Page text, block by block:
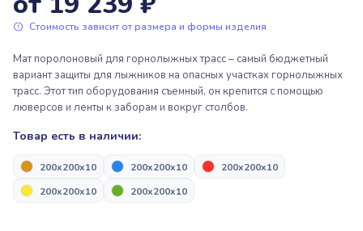
Пьедесталы, подиумы для
награждения
Надувные арки “Старт/Финиш”
Надувная продукция для дронов
Пакрафтинг
Парашютный спорт
Парашютный спорт
Пьедесталы, подиумы для
награждения
Стоимость зависит от размера и формы изделия
Мат поролоновый для горнолыжных трасс – самый бюджетный
вариант защиты для лыжников на опасных участках горнолыжных
трасс. Этот тип оборудования съемный, он крепится с помощью
люверсов и ленты к заборам и вокруг столбов.
Товар есть в наличии:
200x200x10 200x200x10
200x200x10
200x200x10
200x200x10